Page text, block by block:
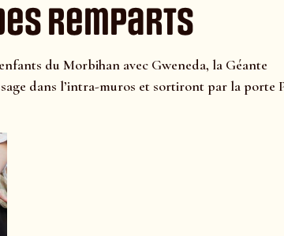
remparts
du Morbihan avec Gweneda, la Géante
dans l’intra-muros et sortiront par la porte